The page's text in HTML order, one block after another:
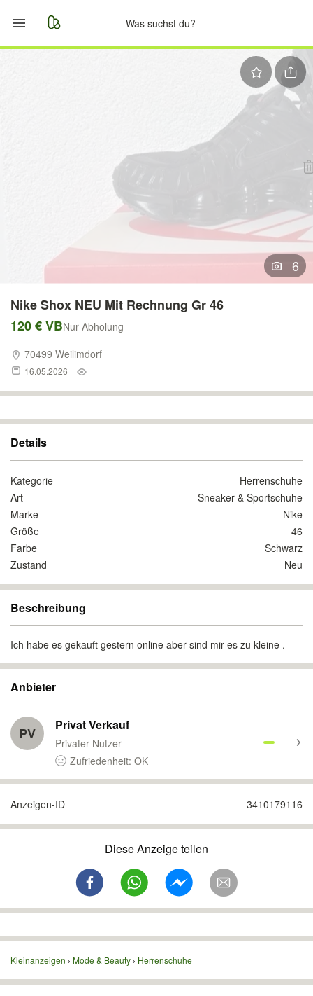
Anzeige aufgeben
6
Nike Shox NEU Mit Rechnung Gr 46
120 € VBNur Abholung
70499 Weilimdorf
16.05.2026
Details
Kategorie
Herrenschuhe
Art
Sneaker & Sportschuhe
Marke
Nike
Größe
46
Farbe
Schwarz
Zustand
Neu
Beschreibung
Ich habe es gekauft gestern online aber sind mir es zu kleine .
Anbieter
PV Privat Verkauf
Privater Nutzer
Zufriedenheit: OK
Anzeigen-ID 3410179116
Diese Anzeige teilen
Kleinanzeigen Mode & Beauty Herrenschuhe